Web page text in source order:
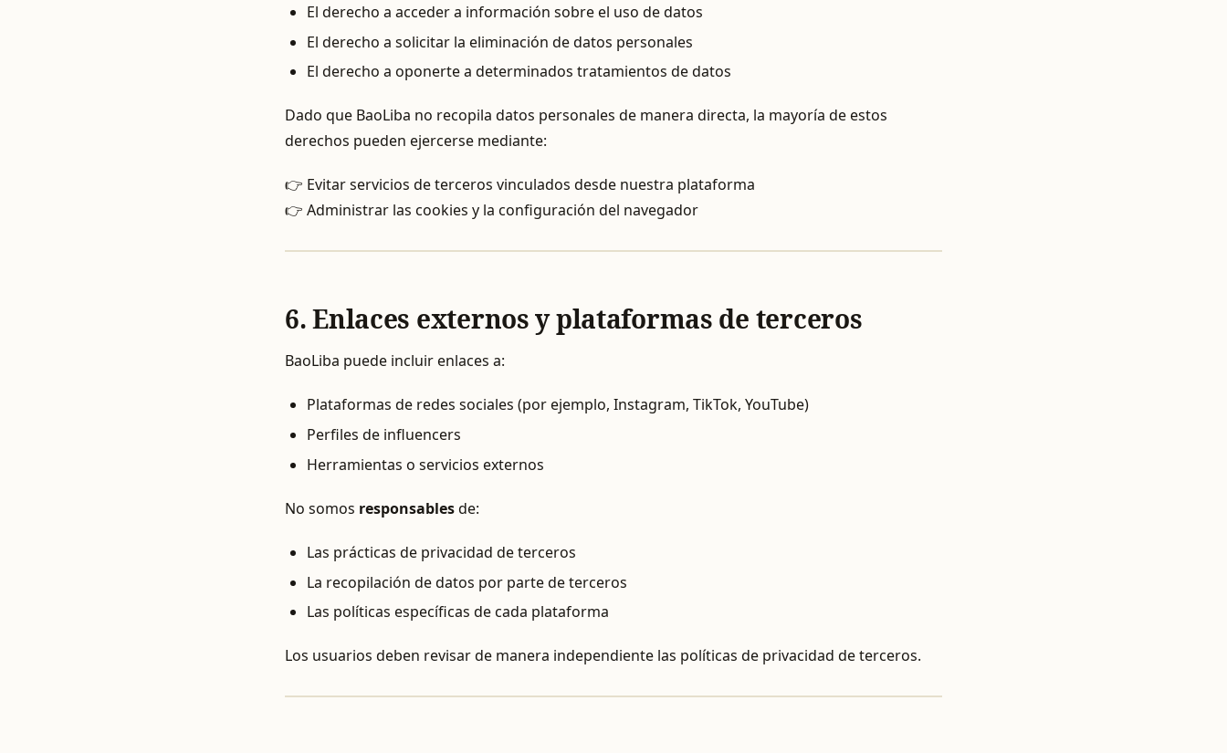
El derecho a acceder a información sobre el uso de datos
El derecho a solicitar la eliminación de datos personales
El derecho a oponerte a determinados tratamientos de datos
Dado que BaoLiba no recopila datos personales de manera directa, la mayoría de estos
derechos pueden ejercerse mediante:
👉 Evitar servicios de terceros vinculados desde nuestra plataforma
👉 Administrar las cookies y la configuración del navegador
6. Enlaces externos y plataformas de terceros
BaoLiba puede incluir enlaces a:
Plataformas de redes sociales (por ejemplo, Instagram, TikTok, YouTube)
Perfiles de influencers
Herramientas o servicios externos
No somos responsablesde:
Las prácticas de privacidad de terceros
La recopilación de datos por parte de terceros
Las políticas específicas de cada plataforma
Los usuarios deben revisar de manera independiente las políticas de privacidad de terceros.